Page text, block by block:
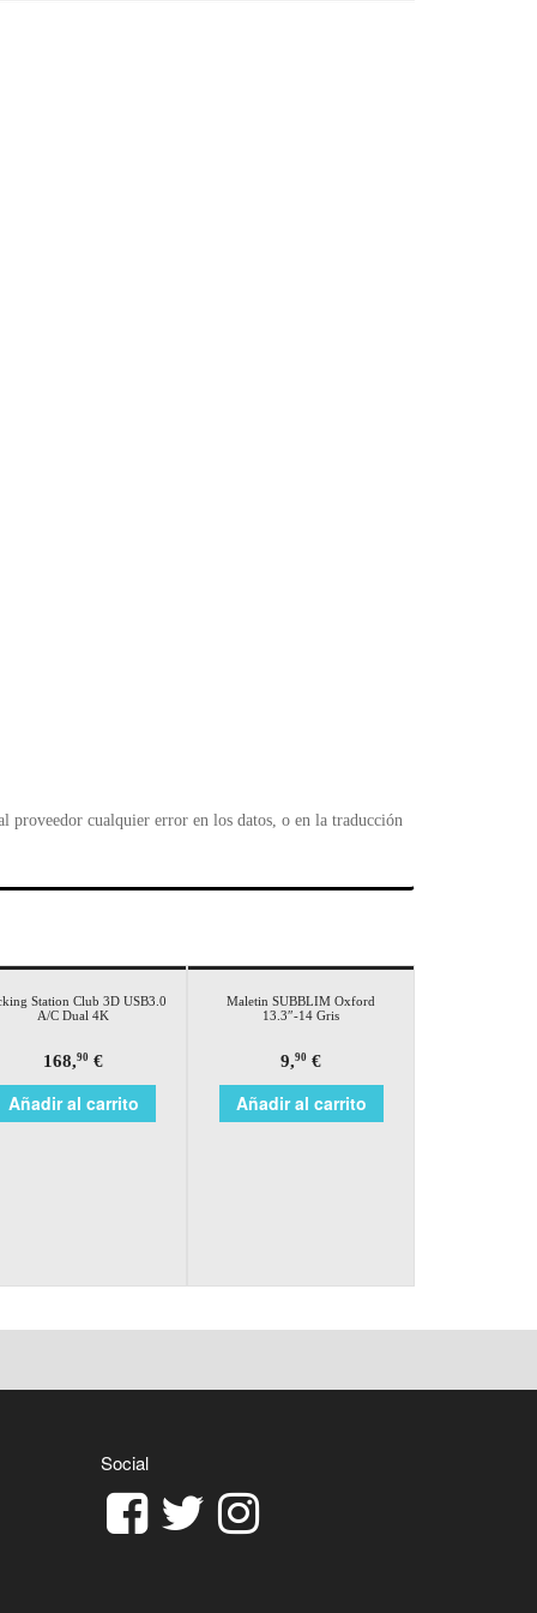
proveedor cualquier error en los datos, o en la traducción
Station Club 3D USB3.0
A/C Dual 4K
168,90 €
Añadir al carrito
Maletin SUBBLIM Oxford
13.3″-14 Gris
9,90 €
Añadir al carrito
Social